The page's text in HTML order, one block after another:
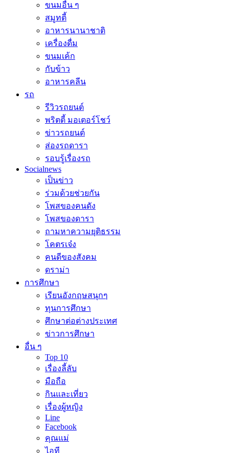
ขนมอื่น ๆ
สมูทตี้
อาหารนานาชาติ
เครื่องดื่ม
ขนมเค้ก
กับข้าว
อาหารคลีน
รถ
รีวิวรถยนต์
พริตตี้ มอเตอร์โชว์
ข่าวรถยนต์
ส่องรถดารา
รอบรู้เรื่องรถ
Socialnews
เป็นข่าว
ร่วมด้วยช่วยกัน
โพสของคนดัง
โพสของดารา
ถามหาความยุติธรรม
โคตรเจ๋ง
คนดีของสังคม
ดราม่า
การศึกษา
เรียนอังกฤษสนุกๆ
ทุนการศึกษา
ศึกษาต่อต่างประเทศ
ข่าวการศึกษา
อื่น ๆ
Top 10
เรื่องลี้ลับ
มือถือ
กินและเที่ยว
เรื่องผู้หญิง
Line
Facebook
คุณแม่
ไอที